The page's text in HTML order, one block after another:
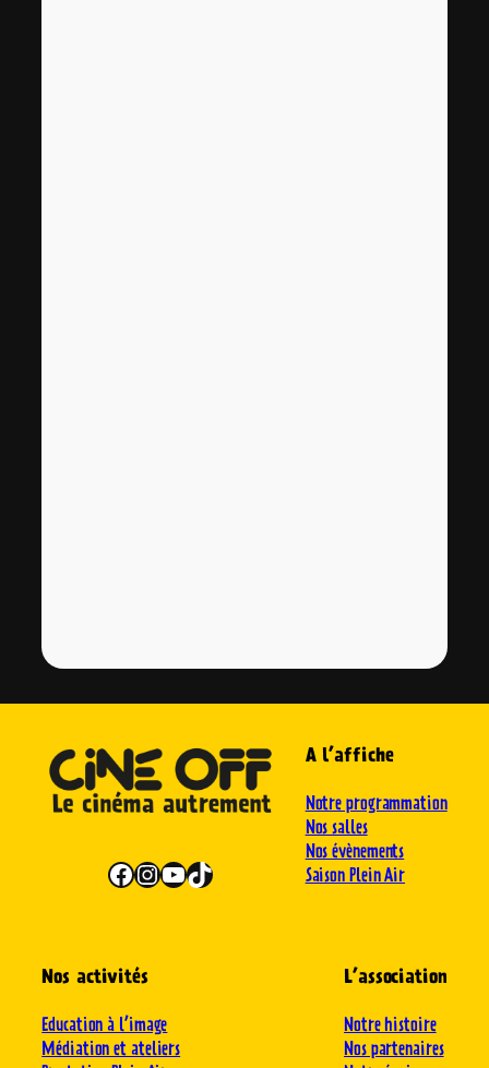
Facebook Instagram YouTube TikTok
A l’affiche
Notre programmation
Nos salles
Nos évènements
Saison Plein Air
Nos activités
Education à l’image
Médiation et ateliers
L’association
Notre histoire
Nos partenaires